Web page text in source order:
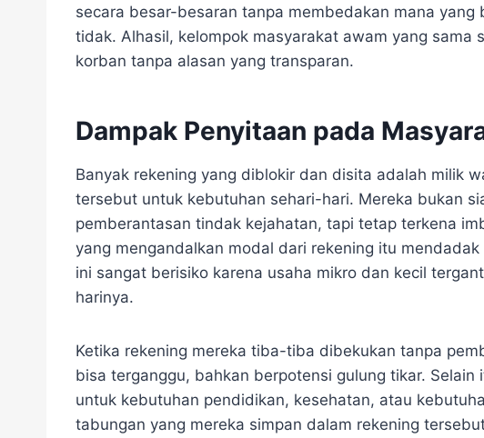
secara besar-besaran tanpa membedakan mana
tidak. Alhasil, kelompok masyarakat awam yang sama
korban tanpa alasan yang transparan.
Dampak Penyitaan pada
Banyak rekening yang diblokir dan disita adalah milik
tersebut untuk kebutuhan sehari-hari. Mereka bukan
pemberantasan tindak kejahatan, tapi tetap terkena
yang mengandalkan modal dari rekening itu
ini sangat berisiko karena usaha mikro dan kecil
harinya.
Ketika rekening mereka tiba-tiba dibekukan tanpa
bisa terganggu, bahkan berpotensi gulung tikar.
untuk kebutuhan pendidikan, kesehatan, atau
tabungan yang mereka simpan dalam rekening